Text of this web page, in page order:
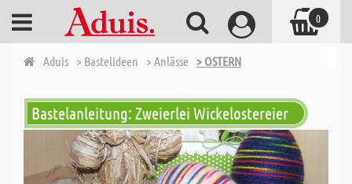
Aduis > Bastelideen > Anlässe > OSTERN
Bastelanleitung: Zweierlei Wickelostereier
0